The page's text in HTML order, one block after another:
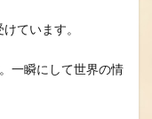
ています。
一瞬にして世界の情